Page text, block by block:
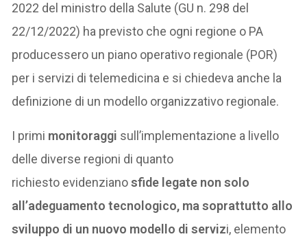
2022 del ministro della Salute (GU n. 298 del
22/12/2022) ha previsto che ogni regione o PA
producessero un piano operativo regionale (POR)
per i servizi di telemedicina e si chiedeva anche la
definizione di un modello organizzativo regionale.
I primi monitoraggi sull’implementazione a livello
delle diverse regioni di quanto
richiesto evidenzianosfide legate non solo
all’adeguamento tecnologico, ma soprattutto allo
sviluppo di un nuovo modello di servizi, elemento